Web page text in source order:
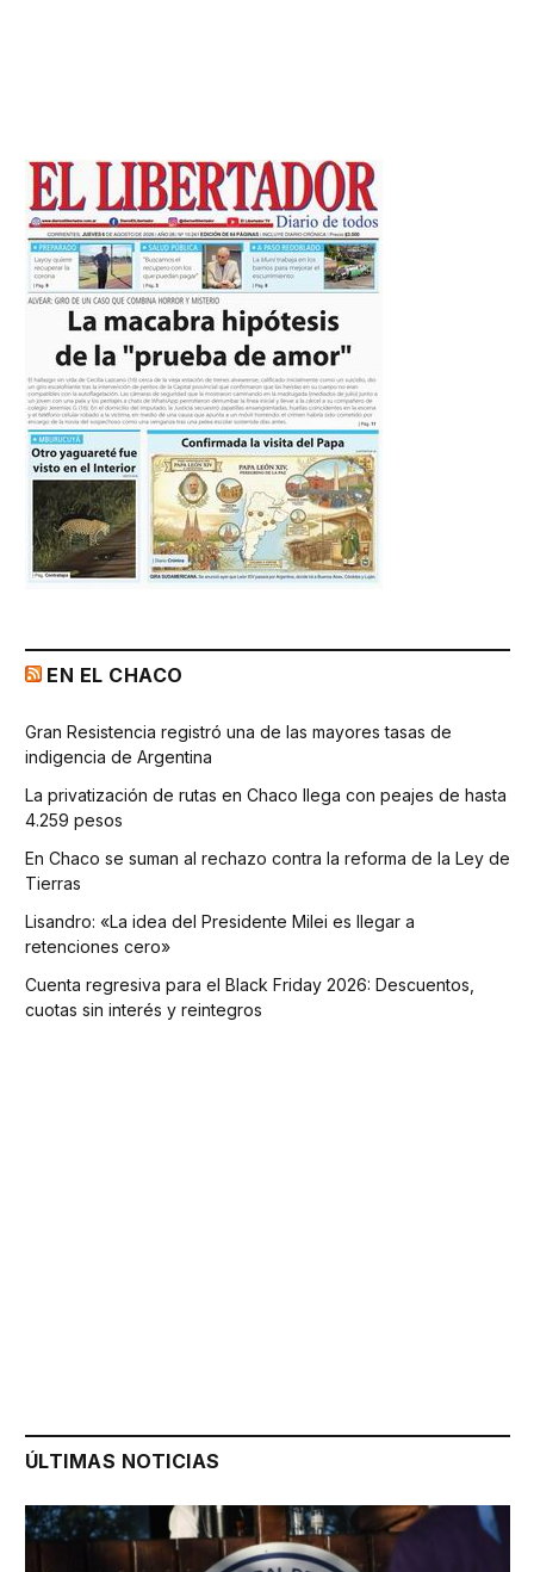
EN EL CHACO
Gran Resistencia registró una de las mayores tasas de
indigencia de Argentina
La privatización de rutas en Chaco llega con peajes de hasta
4.259 pesos
En Chaco se suman al rechazo contra la reforma de la Ley de
Tierras
Lisandro: «La idea del Presidente Milei es llegar a
retenciones cero»
Cuenta regresiva para el Black Friday 2026: Descuentos,
cuotas sin interés y reintegros
ÚLTIMAS NOTICIAS